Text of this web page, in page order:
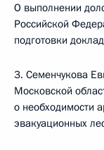
О выполнении
Российской
подготовки
3. Семенчукова
Московской
о необходимости
эвакуационных